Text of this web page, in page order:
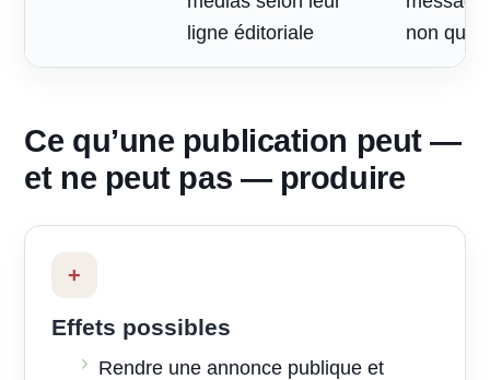
ligne éditoriale
non
Ce qu’une publication peut —
et ne peut pas — produire
+
Effets possibles
Rendre une annonce publique et